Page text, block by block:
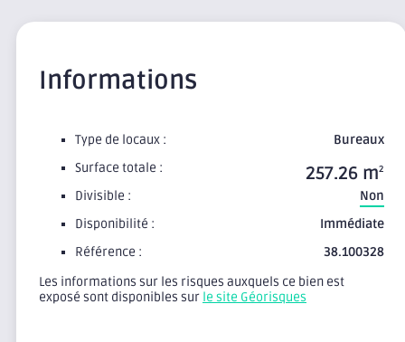
Informations
Type de locaux :
Bureaux
Surface totale :
257.26 m2
Divisible :
Non
Disponibilité :
Immédiate
Référence :
38.100328
Les informations sur les risques auxquels ce bien est
exposé sont disponibles sur le site Géorisques